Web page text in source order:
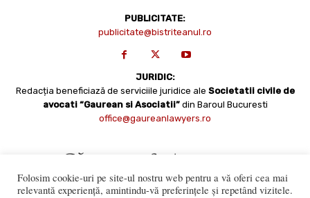
PUBLICITATE:
publicitate@bistriteanul.ro
JURIDIC:
Redacția beneficiază de serviciile juridice ale Societatii civile de
avocati “Gaurean si Asociatii” din Baroul Bucuresti
office@gaureanlawyers.ro
Folosim cookie-uri pe site-ul nostru web pentru a vă oferi cea mai
relevantă experiență, amintindu-vă preferințele și repetând vizitele.